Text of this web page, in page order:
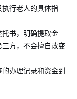
行老人的具体指
托书，明确提取金
方，不会擅自改变
办理记录和资金到